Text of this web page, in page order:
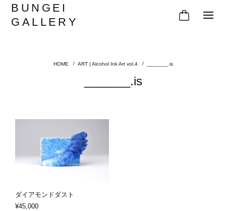
BUNGEI
GALLERY
ART | Alcohol Ink Art vol.4 _______.is
_______.is
ダイアモンドダスト
¥45,000